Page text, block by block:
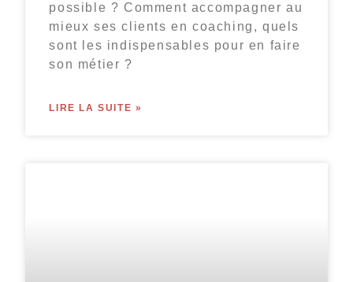
possible ? Comment accompagner au
mieux ses clients en coaching, quels
sont les indispensables pour en faire
son métier ?
LIRE LA SUITE »